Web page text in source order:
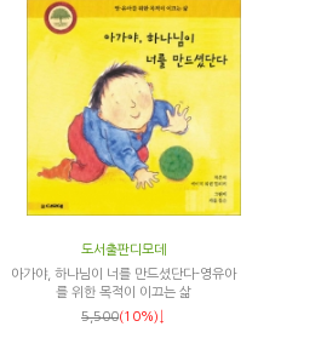
도서출판디모데
아가야, 하나님이 너를 만드셨단다-영유아
를 위한 목적이 이끄는 삶
5,500(10%)↓